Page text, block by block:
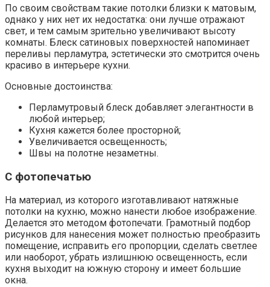
По своим свойствам такие потолки близки к матовым,
однако у них нет их недостатка: они лучше отражают
свет, и тем самым зрительно увеличивают высоту
комнаты. Блеск сатиновых поверхностей напоминает
переливы перламутра, эстетически это смотрится очень
красиво в интерьере кухни.
Основные достоинства:
Перламутровый блеск добавляет элегантности в
любой интерьер;
Кухня кажется более просторной;
Увеличивается освещенность;
Швы на полотне незаметны.
С фотопечатью
На материал, из которого изготавливают натяжные
потолки на кухню, можно нанести любое изображение.
Делается это методом фотопечати. Грамотный подбор
рисунков для нанесения может полностью преобразить
помещение, исправить его пропорции, сделать светлее
или наоборот, убрать излишнюю освещенность, если
кухня выходит на южную сторону и имеет большие
окна.